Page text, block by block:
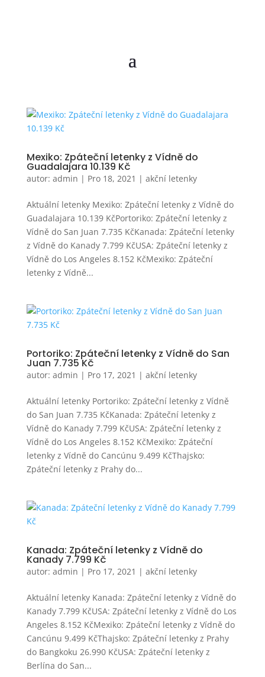
Mexiko: Zpáteční letenky z Vídně do
Guadalajara 10.139 Kč
autor: admin | Pro 18, 2021 | akční letenky
Aktuální letenky Mexiko: Zpáteční letenky z Vídně do
Guadalajara 10.139 KčPortoriko: Zpáteční letenky z
Vídně do San Juan 7.735 KčKanada: Zpáteční letenky
z Vídně do Kanady 7.799 KčUSA: Zpáteční letenky z
Vídně do Los Angeles 8.152 KčMexiko: Zpáteční
letenky z Vídně...
Portoriko: Zpáteční letenky z Vídně do San
Juan 7.735 Kč
autor: admin | Pro 17, 2021 | akční letenky
Aktuální letenky Portoriko: Zpáteční letenky z Vídně
do San Juan 7.735 KčKanada: Zpáteční letenky z
Vídně do Kanady 7.799 KčUSA: Zpáteční letenky z
Vídně do Los Angeles 8.152 KčMexiko: Zpáteční
letenky z Vídně do Cancúnu 9.499 KčThajsko:
Zpáteční letenky z Prahy do...
Kanada: Zpáteční letenky z Vídně do
Kanady 7.799 Kč
autor: admin | Pro 17, 2021 | akční letenky
Aktuální letenky Kanada: Zpáteční letenky z Vídně do
Kanady 7.799 KčUSA: Zpáteční letenky z Vídně do Los
Angeles 8.152 KčMexiko: Zpáteční letenky z Vídně do
Cancúnu 9.499 KčThajsko: Zpáteční letenky z Prahy
do Bangkoku 26.990 KčUSA: Zpáteční letenky z
Berlína do San...